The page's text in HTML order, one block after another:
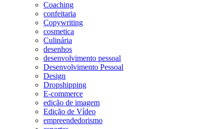
Coaching
confeitaria
Copywriting
cosmetica
Culinária
desenhos
desenvolvimento pessoal
Desenvolvimento Pessoal
Design
Dropshipping
E-commerce
edição de imagem
Edição de Vídeo
empreendedorismo